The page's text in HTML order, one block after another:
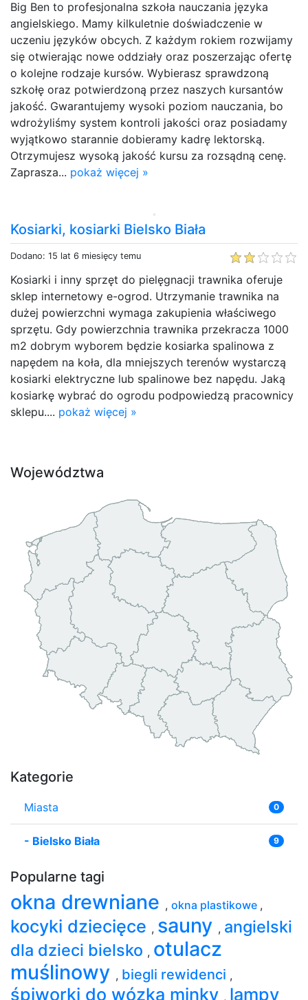
Big Ben to profesjonalna szkoła nauczania języka
angielskiego. Mamy kilkuletnie doświadczenie w
uczeniu języków obcych. Z każdym rokiem rozwijamy
się otwierając nowe oddziały oraz poszerzając ofertę
o kolejne rodzaje kursów. Wybierasz sprawdzoną
szkołę oraz potwierdzoną przez naszych kursantów
jakość. Gwarantujemy wysoki poziom nauczania, bo
wdrożyliśmy system kontroli jakości oraz posiadamy
wyjątkowo starannie dobieramy kadrę lektorską.
Otrzymujesz wysoką jakość kursu za rozsądną cenę.
Zaprasza... pokaż więcej »
Kosiarki, kosiarki Bielsko Biała
Dodano: 15 lat 6 miesięcy temu
Kosiarki i inny sprzęt do pielęgnacji trawnika oferuje
sklep internetowy e-ogrod. Utrzymanie trawnika na
dużej powierzchni wymaga zakupienia właściwego
sprzętu. Gdy powierzchnia trawnika przekracza 1000
m2 dobrym wyborem będzie kosiarka spalinowa z
napędem na koła, dla mniejszych terenów wystarczą
kosiarki elektryczne lub spalinowe bez napędu. Jaką
kosiarkę wybrać do ogrodu podpowiedzą pracownicy
sklepu.... pokaż więcej »
Województwa
Kategorie
Miasta 0
- Bielsko Biała 9
Popularne tagi
okna drewniane , okna plastikowe ,
kocyki dziecięce , sauny , angielski
dla dzieci bielsko , otulacz
muślinowy , biegli rewidenci ,
śpiworki do wózka minky , lampy